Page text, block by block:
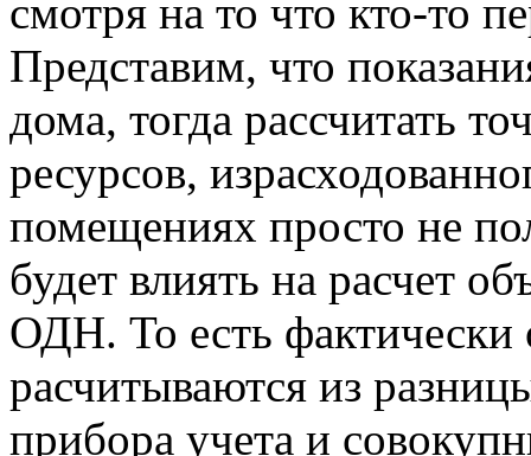
смотря на то что кто-то
Представим, что
дома, тогда рассчитать
ресурсов,
помещениях просто не
будет влиять на расчет
ОДН. То есть
расчитываются из
прибора учета и